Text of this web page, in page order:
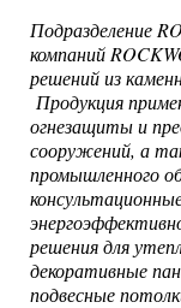
Подразделение
компаний
решений из
Продукция
огнезащиты и
сооружений, а
промышленного
решения для
декоративные
подвесные